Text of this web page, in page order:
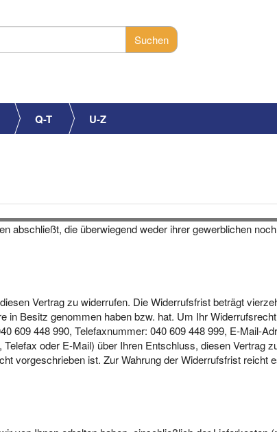
Q-T U-Z
abschließt, die überwiegend weder ihrer gewerblichen
Vertrag zu widerrufen. Die Widerrufsfrist beträgt
in Besitz genommen haben bzw. hat. Um Ihr
609 448 990, Telefaxnummer: 040 609 448 999, E-Mail-
oder E-Mail) über Ihren Entschluss, diesen Vertrag
vorgeschrieben ist. Zur Wahrung der Widerrufsfrist reicht